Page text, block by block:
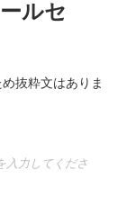
ルセ
抜粋文はありま
入力してくださ